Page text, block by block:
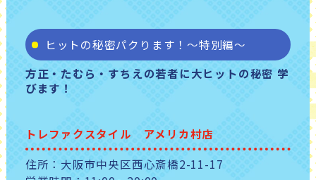
ヒットの秘密パクります！～特別編～
方正・たむら・すちえの若者に大ヒットの秘密 学
びます！
トレファクスタイル アメリカ村店
住所：大阪市中央区西心斎橋2-11-17